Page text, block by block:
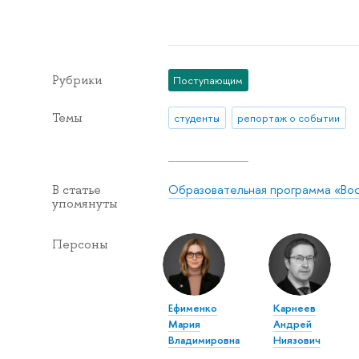
Рубрики Поступающим
Темы студенты репортаж о событии
В статье
упомянуты
Образовательная программа
Персоны
Ефименко
Мария
Владимировна
Карнеев
Андрей
Ниязович